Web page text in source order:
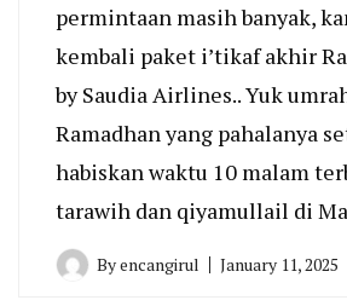
permintaan masih banyak,
kembali paket i’tikaf akhir
by Saudia Airlines.. Yuk
Ramadhan yang pahalanya
habiskan waktu 10 malam
tarawih dan qiyamullail di
Byencangirul January 11, 2025